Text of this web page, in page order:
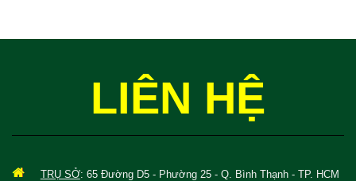
LIÊN HỆ
TRỤ SỞ: 65 Đường D5 - Phường 25 - Q. Bình Thạnh - TP. HCM